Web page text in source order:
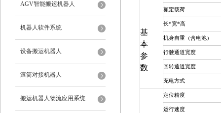
AGV智能搬运机器人
机器人软件系统
设备搬运机器人
滚筒对接机器人
搬运机器人物流应用系统
基
本
参
数
额定载荷
长*宽*高
机身自重（含电池）
行驶通道宽度
回转通道宽度
充电方式
定位精度
运行速度